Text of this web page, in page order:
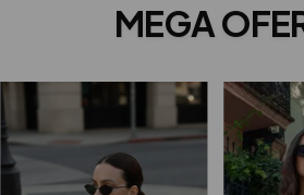
MEGA